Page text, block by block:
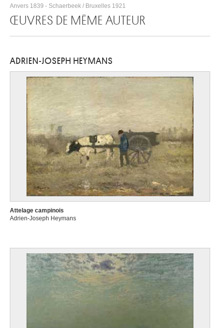
Anvers 1839 - Schaerbeek / Bruxelles 1921
ŒUVRES DE MÊME AUTEUR
ADRIEN-JOSEPH HEYMANS
Attelage campinois
Adrien-Joseph Heymans